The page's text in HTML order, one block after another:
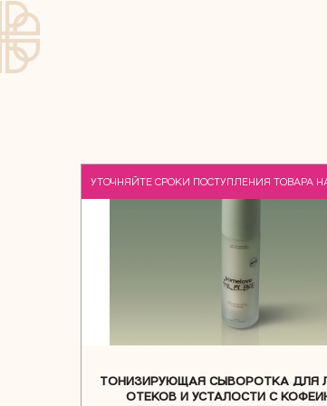
NEW
УТОЧНЯЙТЕ СРОКИ ПОСТУПЛЕНИЯ ТОВАРА
ТОНИЗИРУЮЩАЯ СЫВОРОТКА ДЛЯ
ОТЕКОВ И УСТАЛОСТИ С